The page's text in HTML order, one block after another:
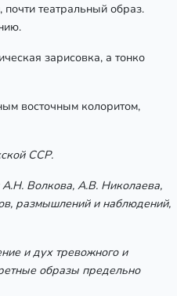
театральный образ.
зарисовка, а тонко
восточным колоритом,
ССР.
Волкова, А.В. Николаева,
размышлений и наблюдений,
и дух тревожного и
образы предельно